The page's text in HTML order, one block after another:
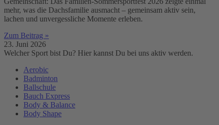
mehr, was die Dachsfamilie ausmacht – gemeinsam aktiv sein,
lachen und unvergessliche Momente erleben.
Zum Beitrag »
23. Juni 2026
Welcher Sport bist Du? Hier kannst Du bei uns aktiv werden.
Aerobic
Badminton
Ballschule
Bauch Express
Body & Balance
Body Shape